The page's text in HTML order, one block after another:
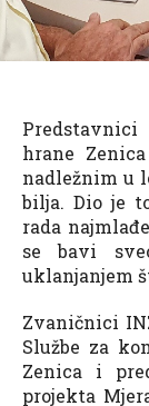
hrane
nadležnim u
bilja. Dio je
rada
se bavi
uklanjanjem
Zvaničnici
Službe za
Zenica i
projekta